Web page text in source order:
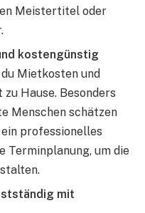
Meistertitel oder
kostengünstig
Mietkosten und
Hause. Besonders
Menschen schätzen
professionelles
Terminplanung, um die
mit